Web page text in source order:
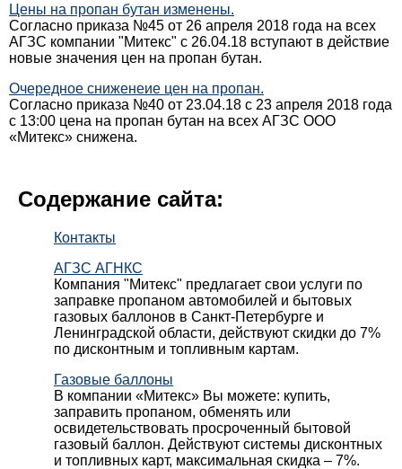
Цены на пропан бутан изменены.
Согласно приказа №45 от 26 апреля 2018 года на всех
АГЗС компании "Митекс" с 26.04.18 вступают в действие
новые значения цен на пропан бутан.
Очередное сниженеие цен на пропан.
Согласно приказа №40 от 23.04.18 с 23 апреля 2018 года
с 13:00 цена на пропан бутан на всех АГЗС ООО
«Митекс» снижена.
Содержание сайта:
Контакты
АГЗС АГНКС
Компания "Митекс" предлагает свои услуги по
заправке пропаном автомобилей и бытовых
газовых баллонов в Санкт-Петербурге и
Ленинградской области, действуют скидки до 7%
по дисконтным и топливным картам.
Газовые баллоны
В компании «Митекс» Вы можете: купить,
заправить пропаном, обменять или
освидетельствовать просроченный бытовой
газовый баллон. Действуют системы дисконтных
и топливных карт, максимальная скидка – 7%.